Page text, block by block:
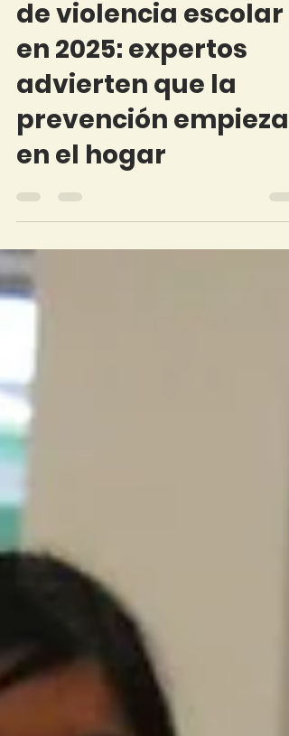
Más de 10 mil casos
de violencia escolar
en 2025: expertos
advierten que la
prevención empieza
en el hogar